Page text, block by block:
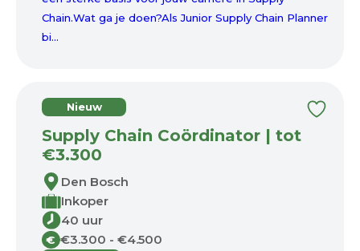
Chain.Wat ga je doen?Als Junior Supply Chain Planner
bi...
Nieuw
Supply Chain Coördinator | tot
€3.300
Den Bosch
Inkoper
40 uur
€ €3.300 - €4.500